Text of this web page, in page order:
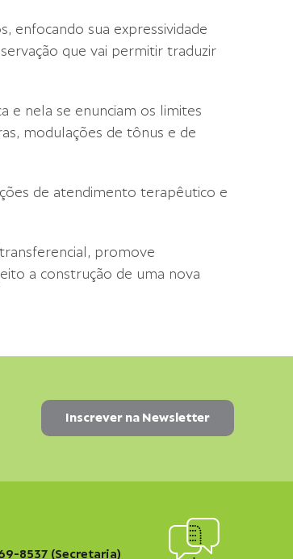
enfocando sua expressividade
que vai permitir traduzir
e nela se enunciam os limites
modulações de tônus e de
de atendimento terapêutico e
promove
a construção de uma nova
8537 (Secretaria)